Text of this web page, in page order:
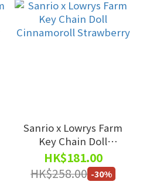
Sanrio x Lowrys Farm
Key Chain Doll
Cinnamoroll
Strawberry
HK$181.00
HK$258.00 -30%